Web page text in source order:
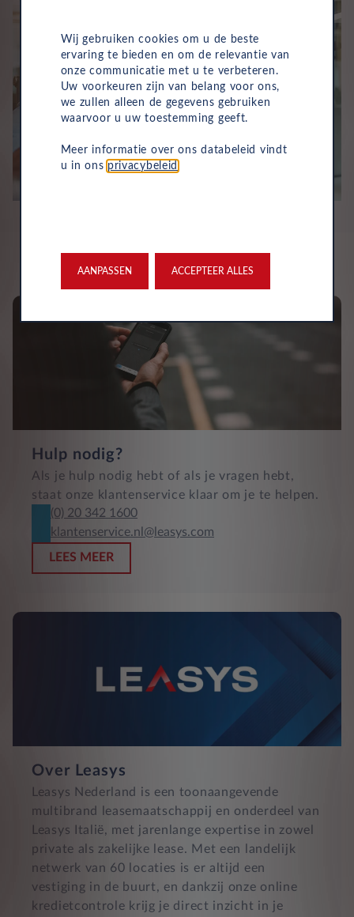
Hulp nodig?
Als je hulp nodig hebt of als je vragen hebt,
staat onze klantenservice klaar om je te helpen.
(0) 20 342 1600
klantenservice.nl@leasys.com
LEES MEER
Over Leasys
Leasys Nederland is een toonaangevende
multibrand leasemaatschappij en onderdeel van
Leasys Italië, met jarenlange expertise in zowel
private als zakelijke lease. Met een landelijk
netwerk van 60 locaties is er altijd een
vestiging in de buurt, en dankzij onze online
kredietcontrole krijg je direct inzicht in je
Wij gebruiken cookies om u de beste
ervaring te bieden en om de relevantie van
onze communicatie met u te verbeteren.
Uw voorkeuren zijn van belang voor ons,
we zullen alleen de gegevens gebruiken
waarvoor u uw toestemming geeft.
Meer informatie over ons databeleid vindt
u in ons privacybeleid
AANPASSEN ACCEPTEER ALLES